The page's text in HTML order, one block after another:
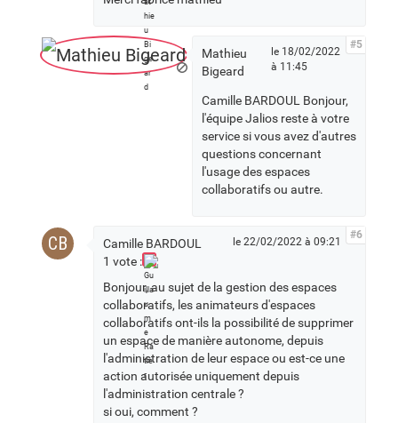
Mathieu
Bigeard
le 18/02/2022
à 11:45
#5
Camille BARDOUL Bonjour,
l'équipe Jalios reste à votre
service si vous avez d'autres
questions concernant
l'usage des espaces
collaboratifs ou autre.
CB
Camille BARDOUL
1 vote :
le 22/02/2022 à 09:21
#6
Bonjour, au sujet de la gestion des espaces
collaboratifs, les animateurs d'espaces
collaboratifs ont-ils la possibilité de supprimer
un espace de manière autonome, depuis
l'administration de leur espace ou est-ce une
action autorisée uniquement depuis
l'administration centrale ?
si oui, comment ?